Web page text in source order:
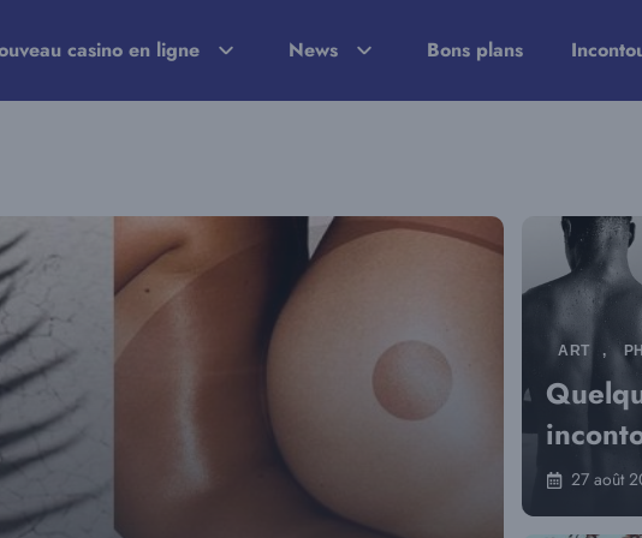
casino en ligne News Bons plans
ART ,
27 août